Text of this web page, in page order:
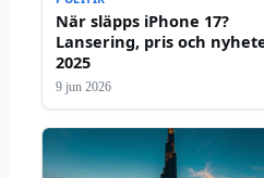
När släpps iPhone 17?
Lansering, pris och
2025
9 jun 2026